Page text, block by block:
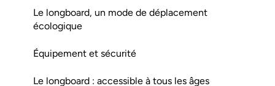
Le longboard, un mode de déplacement
écologique
Équipement et sécurité
Le longboard : accessible à tous les âges